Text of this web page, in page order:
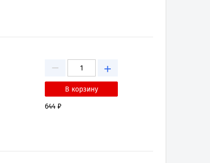
− +
644 ₽